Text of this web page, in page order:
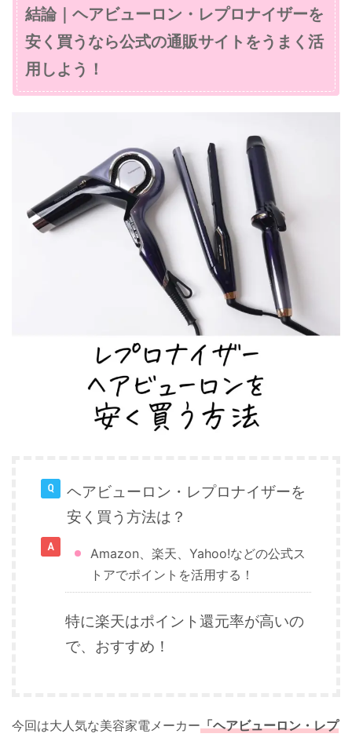
結論｜ヘアビューロン・レプロナイザーを
安く買うなら公式の通販サイトをうまく活
用しよう！
ヘアビューロン・レプロナイザーを
安く買う方法は？
Amazon、楽天、Yahoo!などの公式ス
トアでポイントを活用する！
特に楽天はポイント還元率が高いの
で、おすすめ！
今回は大人気な美容家電メーカー「ヘアビューロン・レプ